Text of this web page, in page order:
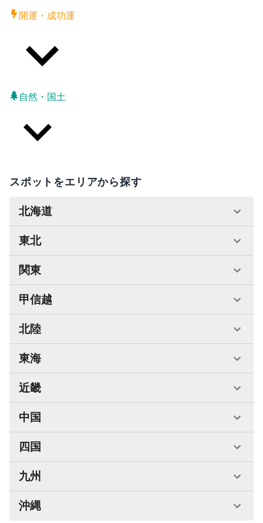
開運・成功運
自然・国土
スポットをエリアから探す
北海道
東北
関東
甲信越
北陸
東海
近畿
中国
四国
九州
沖縄